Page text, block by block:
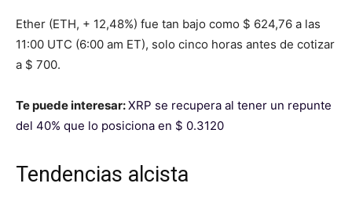
Ether (ETH, + 12,48%) fue tan bajo como $ 624,76 a las
11:00 UTC (6:00 am ET), solo cinco horas antes de cotizar
a $ 700.
Te puede interesar:XRP se recupera al tener un repunte
del 40% que lo posiciona en $ 0.3120
Tendencias alcista